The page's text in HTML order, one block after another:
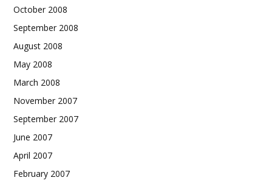
October 2008
September 2008
August 2008
May 2008
March 2008
November 2007
September 2007
June 2007
April 2007
February 2007